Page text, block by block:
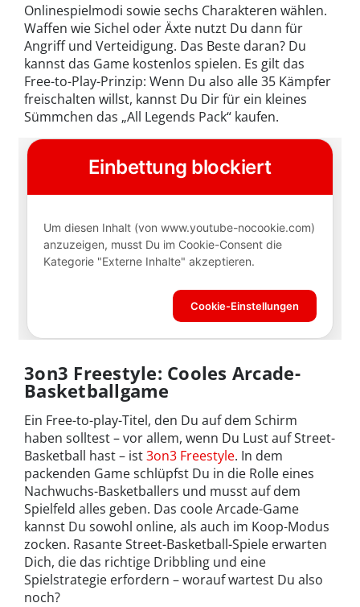
Onlinespielmodi sowie sechs Charakteren wählen.
Waffen wie Sichel oder Äxte nutzt Du dann für
Angriff und Verteidigung. Das Beste daran? Du
kannst das Game kostenlos spielen. Es gilt das
Free-to-Play-Prinzip: Wenn Du also alle 35 Kämpfer
freischalten willst, kannst Du Dir für ein kleines
Sümmchen das „All Legends Pack“ kaufen.
3on3 Freestyle: Cooles Arcade-
Basketballgame
Ein Free-to-play-Titel, den Du auf dem Schirm
haben solltest – vor allem, wenn Du Lust auf Street-
Basketball hast – ist3on3 Freestyle. In dem
packenden Game schlüpfst Du in die Rolle eines
Nachwuchs-Basketballers und musst auf dem
Spielfeld alles geben. Das coole Arcade-Game
kannst Du sowohl online, als auch im Koop-Modus
zocken. Rasante Street-Basketball-Spiele erwarten
Dich, die das richtige Dribbling und eine
Spielstrategie erfordern – worauf wartest Du also
noch?